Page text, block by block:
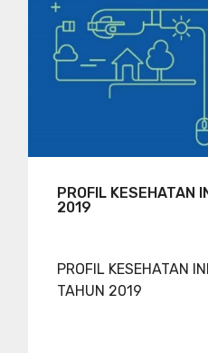
PROFIL KESEHATAN
2019
PROFIL KESEHATAN
TAHUN 2019